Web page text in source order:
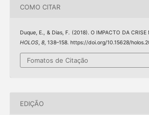
COMO CITAR
Duque, E., & Dias, F. (2018). O IMPACTO DA CRISE
HOLOS, 8, 138–158. https://doi.org/10.15628/
Fomatos de Citação
EDIÇÃO